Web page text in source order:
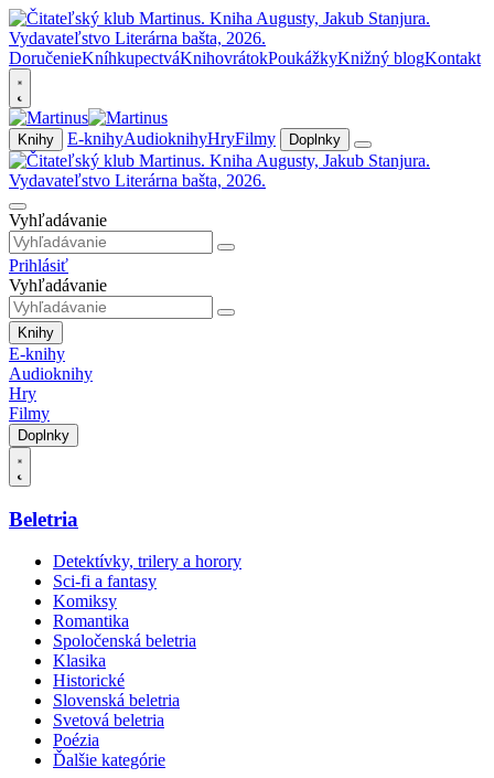
DoručenieKníhkupectváKnihovrátokPoukážkyKnižný blogKontakt
Knihy E-knihyAudioknihyHryFilmy Doplnky
Vyhľadávanie
Prihlásiť
Vyhľadávanie
Knihy
E-knihy
Audioknihy
Hry
Filmy
Doplnky
Beletria
Detektívky, trilery a horory
Sci-fi a fantasy
Komiksy
Romantika
Spoločenská beletria
Klasika
Historické
Slovenská beletria
Svetová beletria
Poézia
Ďalšie kategórie